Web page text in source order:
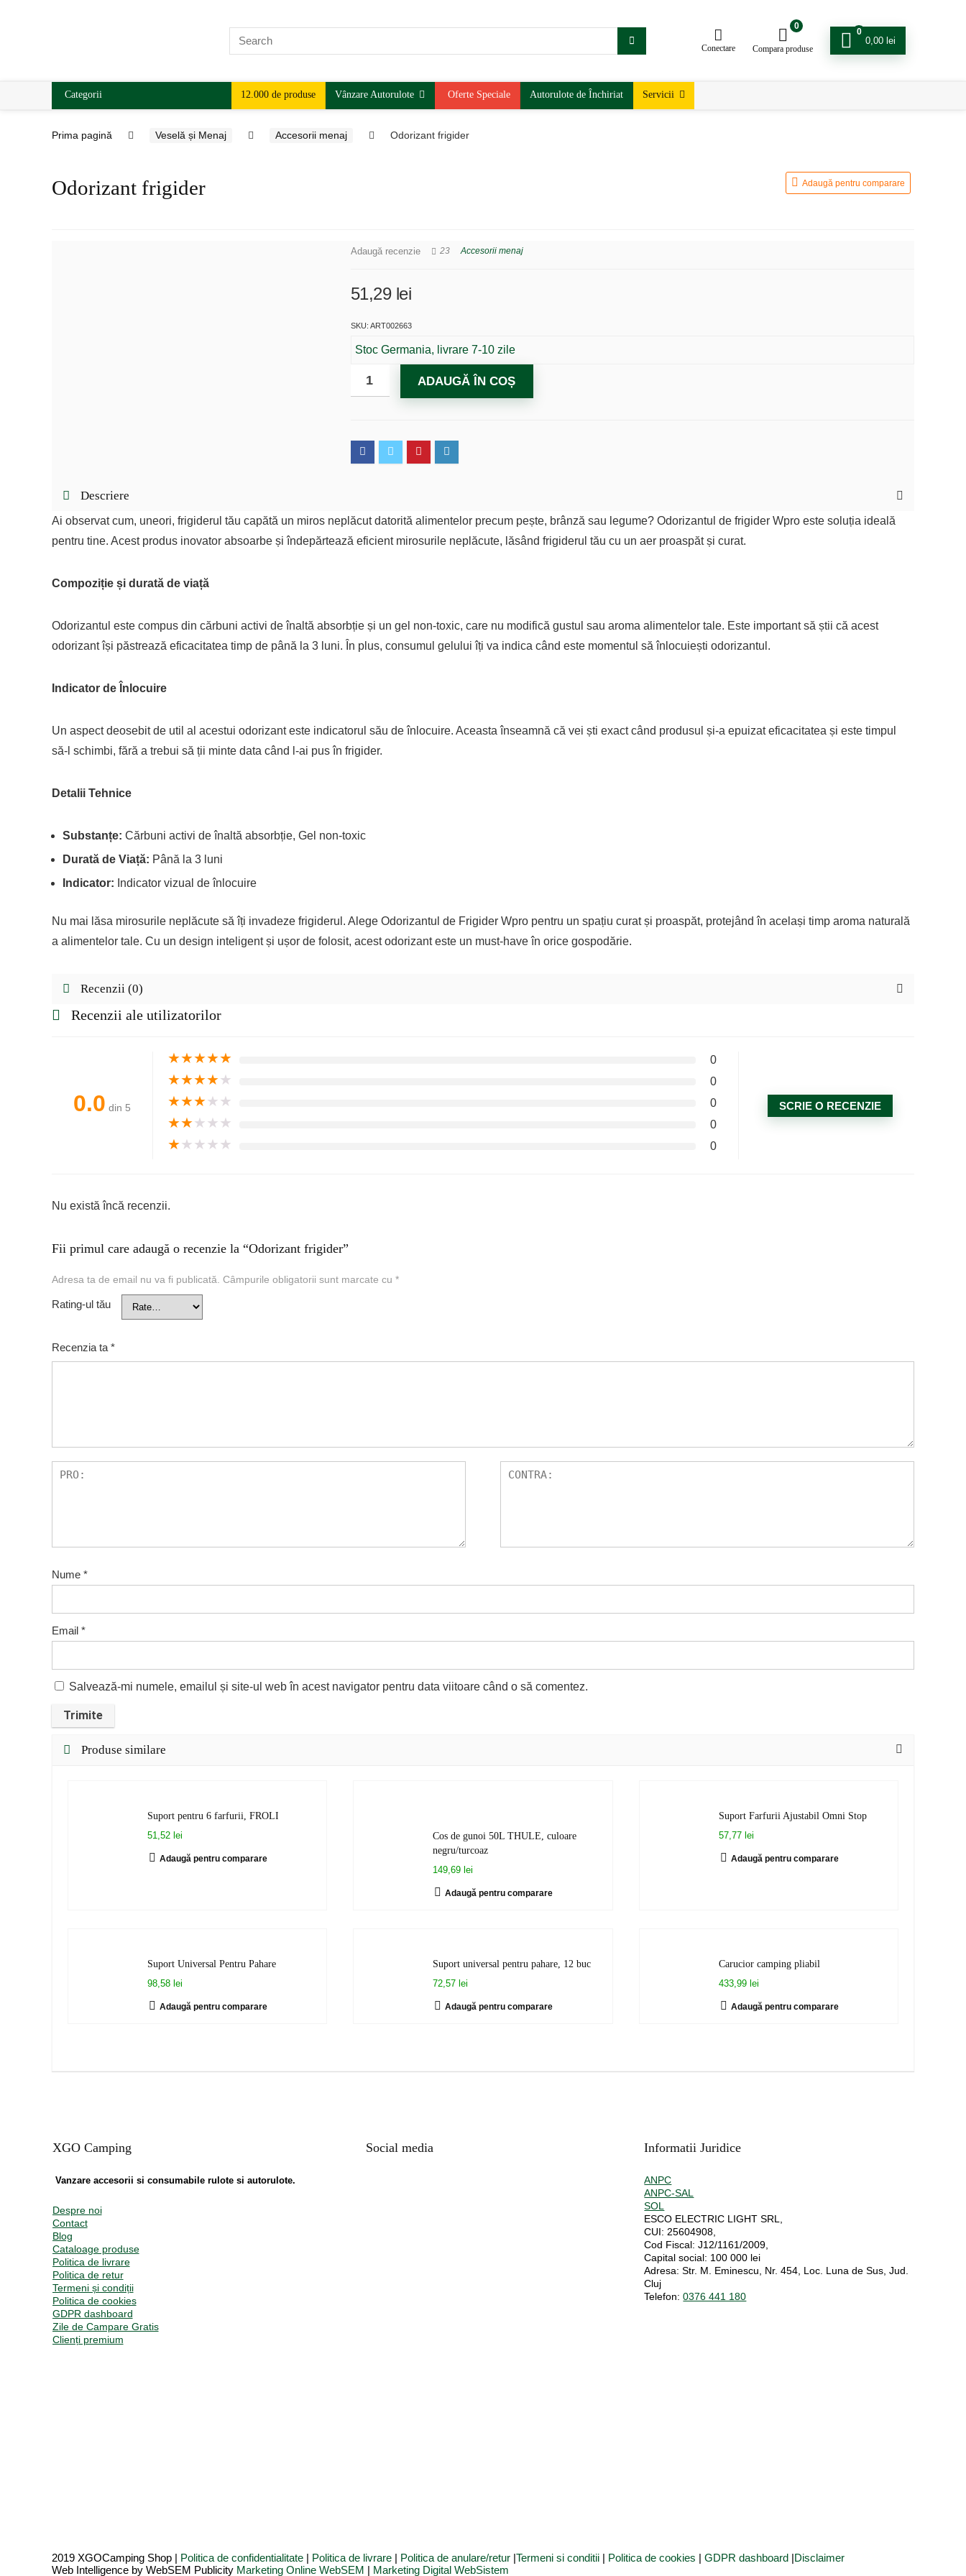
Conectare
0
Compara produse
0
0,00 lei
Categorii 12.000 de produse Vânzare Autorulote Oferte Speciale Autorulote de Închiriat Servicii
Prima pagină Veselă și Menaj Accesorii menaj Odorizant frigider
Odorizant frigider Adaugă pentru comparare
Adaugă recenzie 23 Accesorii menaj
51,29 lei
SKU: ART002663
Stoc Germania, livrare 7-10 zile
ADAUGĂ ÎN COȘ
Descriere
Ai observat cum, uneori, frigiderul tău capătă un miros neplăcut datorită alimentelor precum pește, brânză sau legume? Odorizantul de frigider Wpro este soluția ideală
pentru tine. Acest produs inovator absoarbe și îndepărtează eficient mirosurile neplăcute, lăsând frigiderul tău cu un aer proaspăt și curat.
Compoziție și durată de viață
Odorizantul este compus din cărbuni activi de înaltă absorbție și un gel non-toxic, care nu modifică gustul sau aroma alimentelor tale. Este important să știi că acest
odorizant își păstrează eficacitatea timp de până la 3 luni. În plus, consumul gelului îți va indica când este momentul să înlocuiești odorizantul.
Indicator de Înlocuire
Un aspect deosebit de util al acestui odorizant este indicatorul său de înlocuire. Aceasta înseamnă că vei ști exact când produsul și-a epuizat eficacitatea și este timpul
să-l schimbi, fără a trebui să ții minte data când l-ai pus în frigider.
Detalii Tehnice
Substanțe: Cărbuni activi de înaltă absorbție, Gel non-toxic
Durată de Viață: Până la 3 luni
Indicator: Indicator vizual de înlocuire
Nu mai lăsa mirosurile neplăcute să îți invadeze frigiderul. Alege Odorizantul de Frigider Wpro pentru un spațiu curat și proaspăt, protejând în același timp aroma naturală
a alimentelor tale. Cu un design inteligent și ușor de folosit, acest odorizant este un must-have în orice gospodărie.
Recenzii (0)
Recenzii ale utilizatorilor
0.0 din 5
★★★★★ 0
★★★★★ 0
★★★★★ 0
★★★★★ 0
★★★★★ 0
SCRIE O RECENZIE
Nu există încă recenzii.
Fii primul care adaugă o recenzie la “Odorizant frigider”
Adresa ta de email nu va fi publicată. Câmpurile obligatorii sunt marcate cu *
Rating-ul tău
Recenzia ta *
Nume *
Email *
Salvează-mi numele, emailul și site-ul web în acest navigator pentru data viitoare când o să comentez.
Produse similare
Suport pentru 6 farfurii, FROLI
51,52 lei
Adaugă pentru comparare
Cos de gunoi 50L THULE, culoare
negru/turcoaz
149,69 lei
Adaugă pentru comparare
Suport Farfurii Ajustabil Omni Stop
57,77 lei
Adaugă pentru comparare
Suport Universal Pentru Pahare
98,58 lei
Adaugă pentru comparare
Suport universal pentru pahare, 12 buc
72,57 lei
Adaugă pentru comparare
Carucior camping pliabil
433,99 lei
Adaugă pentru comparare
XGO Camping
Vanzare accesorii si consumabile rulote si autorulote.
Despre noi
Contact
Blog
Cataloage produse
Politica de livrare
Politica de retur
Termeni și condiții
Politica de cookies
GDPR dashboard
Zile de Campare Gratis
Clienți premium
Social media Informatii Juridice
ANPC
ANPC-SAL
SOL
ESCO ELECTRIC LIGHT SRL,
CUI: 25604908,
Cod Fiscal: J12/1161/2009,
Capital social: 100 000 lei
Adresa: Str. M. Eminescu, Nr. 454, Loc. Luna de Sus, Jud.
Cluj
Telefon: 0376 441 180
2019 XGOCamping Shop | Politica de confidentialitate | Politica de livrare | Politica de anulare/retur |Termeni si conditii | Politica de cookies | GDPR dashboard |Disclaimer
Web Intelligence by WebSEM Publicity Marketing Online WebSEM | Marketing Digital WebSistem